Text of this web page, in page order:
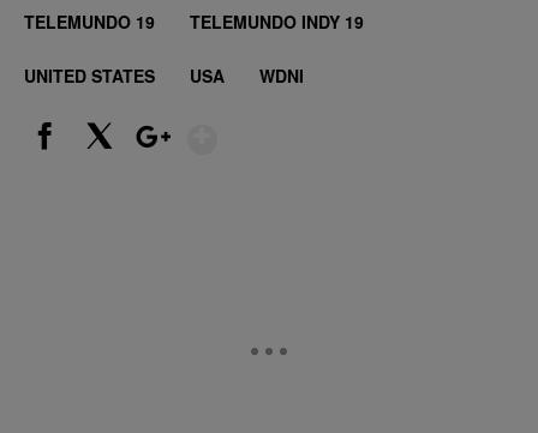
TELEMUNDO 19 TELEMUNDO INDY 19
UNITED STATES USA WDNI